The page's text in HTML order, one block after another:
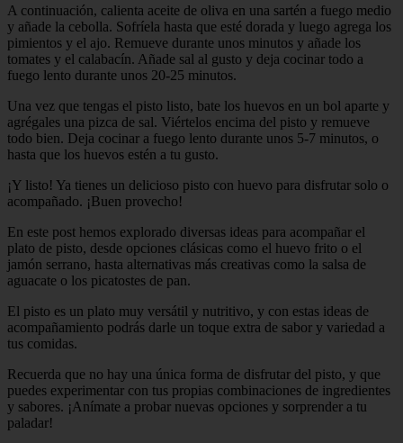
A continuación, calienta aceite de oliva en una sartén a fuego medio
y añade la cebolla. Sofríela hasta que esté dorada y luego agrega los
pimientos y el ajo. Remueve durante unos minutos y añade los
tomates y el calabacín. Añade sal al gusto y deja cocinar todo a
fuego lento durante unos 20-25 minutos.
Una vez que tengas el pisto listo, bate los huevos en un bol aparte y
agrégales una pizca de sal. Viértelos encima del pisto y remueve
todo bien. Deja cocinar a fuego lento durante unos 5-7 minutos, o
hasta que los huevos estén a tu gusto.
¡Y listo! Ya tienes un delicioso pisto con huevo para disfrutar solo o
acompañado. ¡Buen provecho!
En este post hemos explorado diversas ideas para acompañar el
plato de pisto, desde opciones clásicas como el huevo frito o el
jamón serrano, hasta alternativas más creativas como la salsa de
aguacate o los picatostes de pan.
El pisto es un plato muy versátil y nutritivo, y con estas ideas de
acompañamiento podrás darle un toque extra de sabor y variedad a
tus comidas.
Recuerda que no hay una única forma de disfrutar del pisto, y que
puedes experimentar con tus propias combinaciones de ingredientes
y sabores. ¡Anímate a probar nuevas opciones y sorprender a tu
paladar!